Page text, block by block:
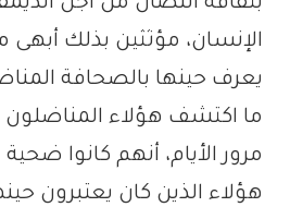
الإنسان، مؤثثين بذلك أبهى
يعرف حينها بالصحافة
ما اكتشف هؤلاء
مرور الأيام، أنهم كانوا
هؤلاء الذين كان يعتبرون